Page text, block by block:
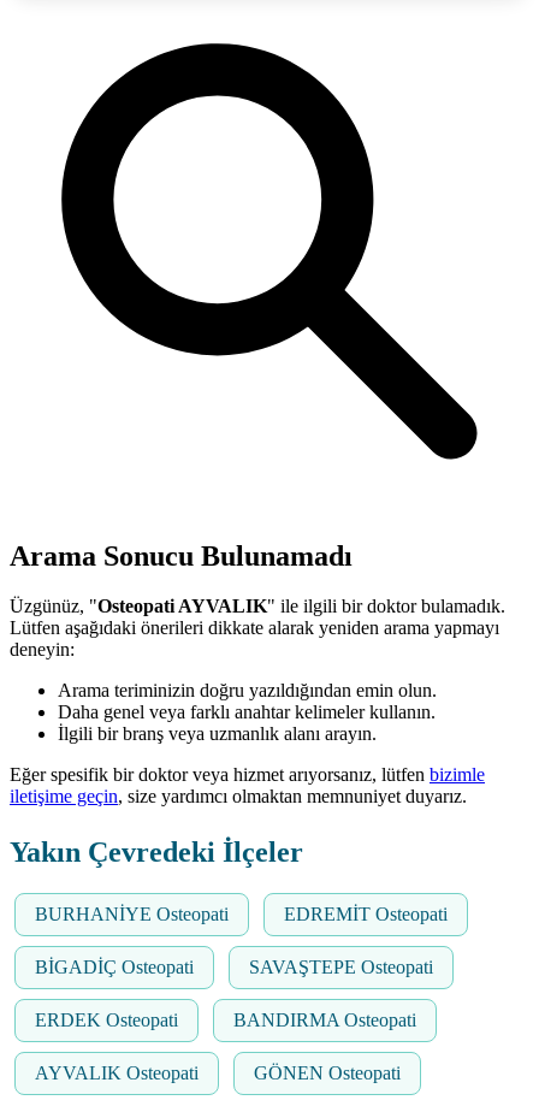
Arama Sonucu Bulunamadı
Üzgünüz, "Osteopati AYVALIK" ile ilgili bir doktor bulamadık.
Lütfen aşağıdaki önerileri dikkate alarak yeniden arama yapmayı
deneyin:
Arama teriminizin doğru yazıldığından emin olun.
Daha genel veya farklı anahtar kelimeler kullanın.
İlgili bir branş veya uzmanlık alanı arayın.
Eğer spesifik bir doktor veya hizmet arıyorsanız, lütfen bizimle
iletişime geçin, size yardımcı olmaktan memnuniyet duyarız.
Yakın Çevredeki İlçeler
BURHANİYE Osteopati EDREMİT Osteopati
BİGADİÇ Osteopati SAVAŞTEPE Osteopati
ERDEK Osteopati BANDIRMA Osteopati
AYVALIK Osteopati GÖNEN Osteopati